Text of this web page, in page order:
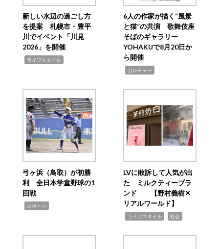
新しい水辺の過ごし方
を提案 札幌市・豊平
川でイベント「川見
2026」を開催
ライフスタイル
6人の作家が描く“風景
と猫”の共演 歌舞伎座
そばのギャラリー
YOHAKUで8月20日か
ら開催
カルチャー
弓ヶ浜（鳥取）が初勝
利 全日本学童野球の1
回戦
スポーツ
LVに敗訴して人気が出
た ミルクティーブラ
ンド 【野村義樹✕
リアルワールド】
ライフスタイル 社会